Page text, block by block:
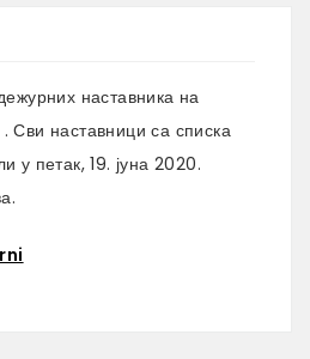
наставника на
Сви наставници са списка
у петак, 19. јуна 2020.